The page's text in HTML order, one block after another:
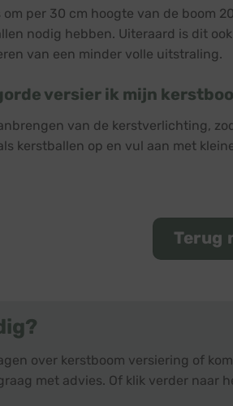
per 30 cm hoogte van de boom
nodig hebben. Uiteraard is dit
van een minder volle uitstraling.
versier ik mijn
van de kerstverlichting,
kerstballen op en vul aan met
Terug
over kerstboom versiering of
met advies. Of klik verder naar